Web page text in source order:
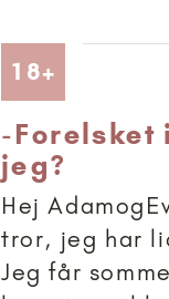
18+
-Forelsket
jeg?
Hej
tror, jeg har
Jeg får